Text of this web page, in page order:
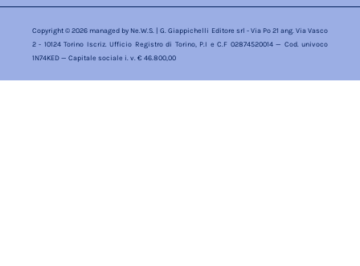
Copyright © 2026 managed by Ne.W.S. | G. Giappichelli Editore srl - Via Po 21 ang. Via Vasco
2 - 10124 Torino Iscriz. Ufficio Registro di Torino, P.I e C.F 02874520014 — Cod. univoco
1N74KED — Capitale sociale i. v. € 46.800,00